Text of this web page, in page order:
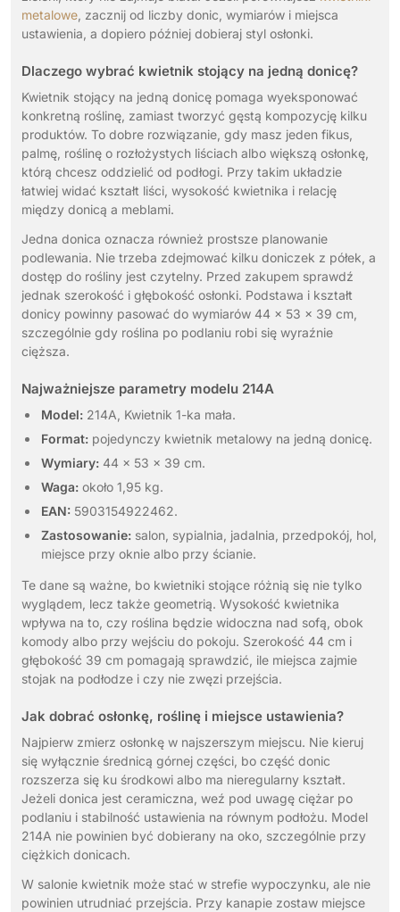
metalowe , zacznij od liczby donic, wymiarów i miejsca
ustawienia, a dopiero później dobieraj styl osłonki.
Dlaczego wybrać kwietnik stojący na jedną donicę?
Kwietnik stojący na jedną donicę pomaga wyeksponować
konkretną roślinę, zamiast tworzyć gęstą kompozycję kilku
produktów. To dobre rozwiązanie, gdy masz jeden fikus,
palmę, roślinę o rozłożystych liściach albo większą osłonkę,
którą chcesz oddzielić od podłogi. Przy takim układzie
łatwiej widać kształt liści, wysokość kwietnika i relację
między donicą a meblami.
Jedna donica oznacza również prostsze planowanie
podlewania. Nie trzeba zdejmować kilku doniczek z półek, a
dostęp do rośliny jest czytelny. Przed zakupem sprawdź
jednak szerokość i głębokość osłonki. Podstawa i kształt
donicy powinny pasować do wymiarów 44 x 53 x 39 cm,
szczególnie gdy roślina po podlaniu robi się wyraźnie
cięższa.
Najważniejsze parametry modelu 214A
Model: 214A, Kwietnik 1-ka mała.
Format: pojedynczy kwietnik metalowy na jedną donicę.
Wymiary: 44 x 53 x 39 cm.
Waga: około 1,95 kg.
EAN: 5903154922462.
Zastosowanie: salon, sypialnia, jadalnia, przedpokój, hol,
miejsce przy oknie albo przy ścianie.
Te dane są ważne, bo kwietniki stojące różnią się nie tylko
wyglądem, lecz także geometrią. Wysokość kwietnika
wpływa na to, czy roślina będzie widoczna nad sofą, obok
komody albo przy wejściu do pokoju. Szerokość 44 cm i
głębokość 39 cm pomagają sprawdzić, ile miejsca zajmie
stojak na podłodze i czy nie zwęzi przejścia.
Jak dobrać osłonkę, roślinę i miejsce ustawienia?
Najpierw zmierz osłonkę w najszerszym miejscu. Nie kieruj
się wyłącznie średnicą górnej części, bo część donic
rozszerza się ku środkowi albo ma nieregularny kształt.
Jeżeli donica jest ceramiczna, weź pod uwagę ciężar po
podlaniu i stabilność ustawienia na równym podłożu. Model
214A nie powinien być dobierany na oko, szczególnie przy
ciężkich donicach.
W salonie kwietnik może stać w strefie wypoczynku, ale nie
powinien utrudniać przejścia. Przy kanapie zostaw miejsce